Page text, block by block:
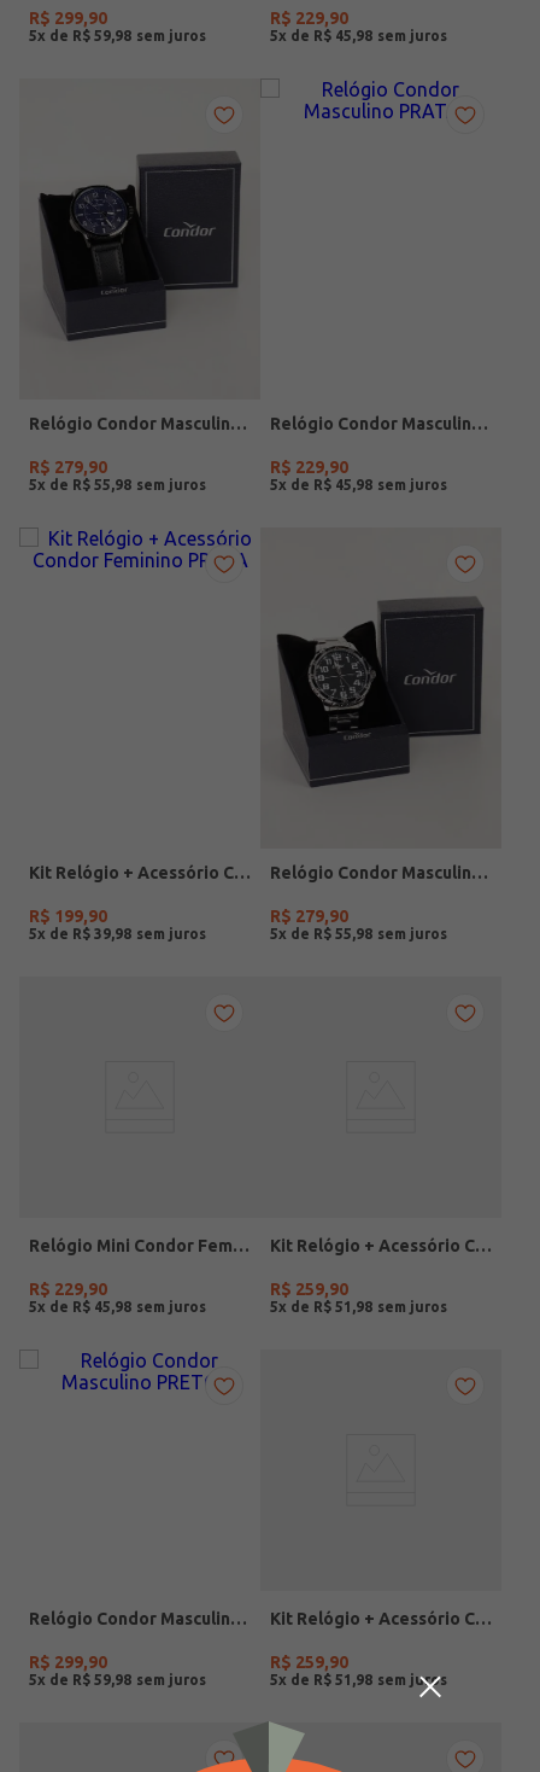
R$ 299,90
5x de R$ 59 98
R$ 229,90
5x de R$ 45 98
Relógio Condor Masculino PRETO
R$ 279,90
5x de R$ 55 98
Relógio Condor Masculino PRATA
R$ 229,90
5x de R$ 45 98
Kit Relógio + Acessório Condor Feminino PRATA
R$ 199,90
5x de R$ 39 98
Relógio Condor Masculino PRATA
R$ 279,90
5x de R$ 55 98
Relógio Mini Condor Feminino DOURADO
R$ 229,90
5x de R$ 45 98
Kit Relógio + Acessório Condor Feminino DOURADO
R$ 259,90
5x de R$ 51 98
Relógio Condor Masculino PRETO
R$ 299,90
5x de R$ 59 98
Kit Relógio + Acessório Condor Feminino DOURADO
R$ 259,90
5x de R$ 51 98